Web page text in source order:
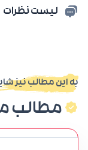
لیست نظرات
به این مطالب نیز
مطالب